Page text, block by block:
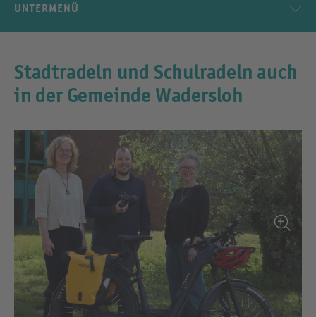
UNTERMENÜ
Stadtradeln und Schulradeln auch
in der Gemeinde Wadersloh